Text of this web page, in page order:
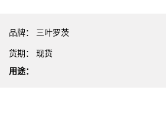
品牌： 三叶罗茨
货期： 现货
用途：